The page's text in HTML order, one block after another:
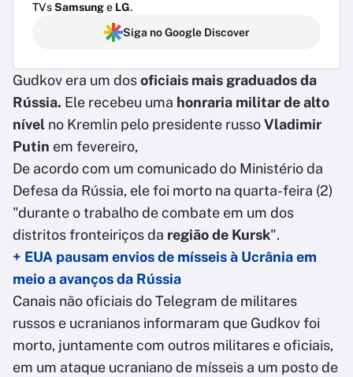
TVsSamsunge LG.
Siga no Google Discover
Gudkov era um dosoficiais mais graduados da
Rússia. Ele recebeu uma honraria militar de alto
nível no Kremlin pelo presidente russoVladimir
Putin em fevereiro,
De acordo com um comunicado do Ministério da
Defesa da Rússia, ele foi morto na quarta-feira (2)
"durante o trabalho de combate em um dos
distritos fronteiriços da região de Kursk".
+ EUA pausam envios de mísseis à Ucrânia em
meio a avanços da Rússia
Canais não oficiais do Telegram de militares
russos e ucranianos informaram que Gudkov foi
morto, juntamente com outros militares e oficiais,
em um ataque ucraniano de mísseis a um posto de